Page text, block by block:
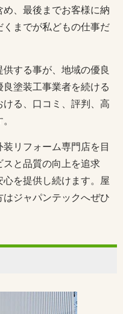
、最後までお客様に納
までが私どもの仕事だ
する事が、地域の優良
塗装工事業者を続ける
る、口コミ、評判、高
リフォーム専門店を目
と品質の向上を追求
を提供し続けます。屋
ジャパンテックへぜひ